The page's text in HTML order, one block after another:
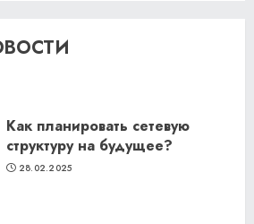
Как планировать сетевую
структуру на будущее?
28.02.2025